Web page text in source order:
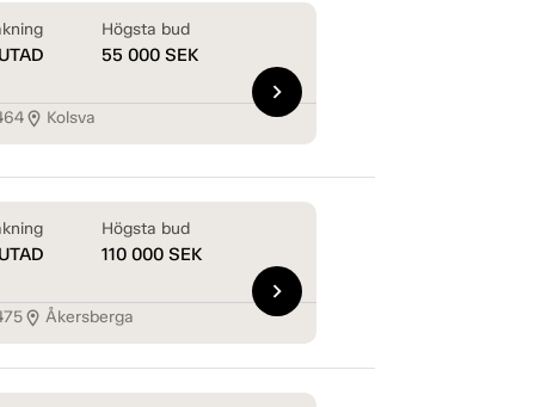
Högsta bud
55 000 SEK
location_on Kolsva
chevron_right
Högsta bud
110 000 SEK
location_on Åkersberga
chevron_right